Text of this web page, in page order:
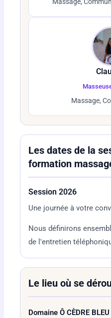
Massage,
Massage,
Les dates de la
formation
Session 2026
Une journée à votre
Nous définirons
de l'entretien
Le lieu où se
Domaine Ô CÈDRE BLEU